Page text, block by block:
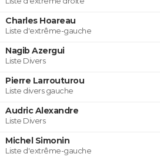
Charles Hoareau
Liste d'extrême-gauche
Nagib Azergui
Liste Divers
Pierre Larrouturou
Liste divers gauche
Audric Alexandre
Liste Divers
Michel Simonin
Liste d'extrême-gauche